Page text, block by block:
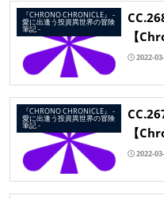
『CHRONO CHRONICLE』 ‐
愛に出逢う投資異世界の冒険
筆記 ‐
【
2022-
『CHRONO CHRONICLE』 ‐
愛に出逢う投資異世界の冒険
筆記 ‐
【
2022-